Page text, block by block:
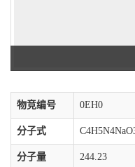
物竞编号 0EH0
分子式
分子量 244.23